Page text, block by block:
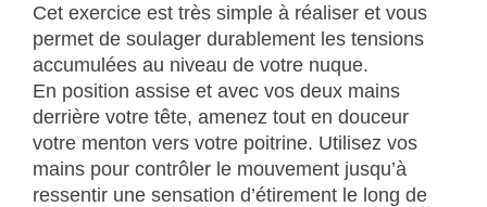
Cet exercice est très simple à réaliser et vous
permet de soulager durablement les tensions
accumulées au niveau de votre nuque.
En position assise et avec vos deux mains
derrière votre tête, amenez tout en douceur
votre menton vers votre poitrine. Utilisez vos
mains pour contrôler le mouvement jusqu’à
ressentir une sensation d’étirement le long de